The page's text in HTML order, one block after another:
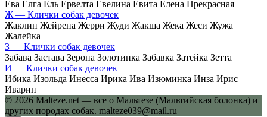
Ева Елга Ель Ервелта Евелина Евита Елена Прекрасная
Ж — Клички собак девочек
Жаклин Жейрена Жерри Жуди Жакша Жека Жеси Жужа
Жалейка
З — Клички собак девочек
Забава Застава Зерона Золотинка Забавка Затейка Зетта
И — Клички собак девочек
Ибика Изольда Инесса Ирика Ива Изюминка Инза Ирис
Иварин
© 2026 Malteze.net — все о Мальтезе (Мальтийская болонка) и
других породах собак. malteze039@mail.ru